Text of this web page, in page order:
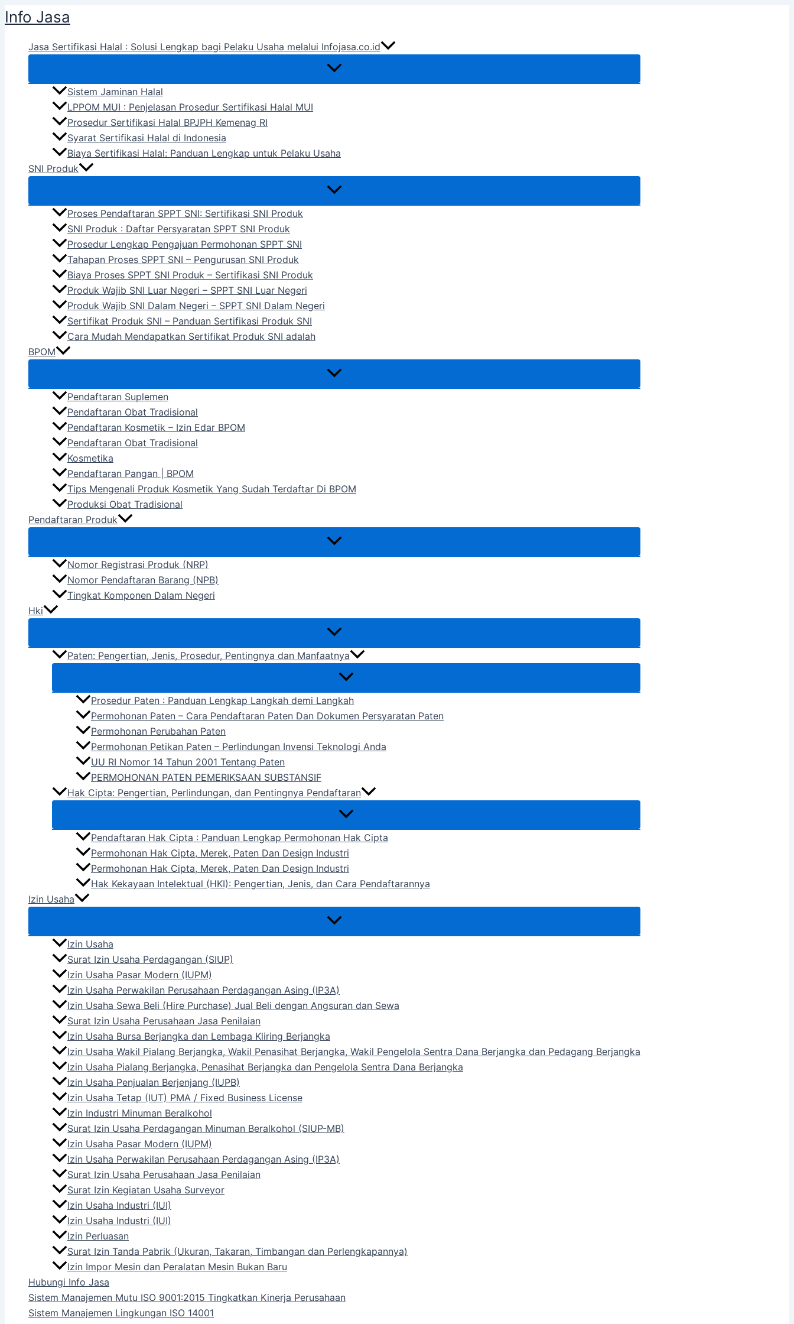
Skip
to
content
Info Jasa
Jasa Sertifikasi Halal : Solusi Lengkap bagi Pelaku Usaha melalui Infojasa.co.id
Sistem Jaminan Halal
LPPOM MUI : Penjelasan Prosedur Sertifikasi Halal MUI
Prosedur Sertifikasi Halal BPJPH Kemenag RI
Syarat Sertifikasi Halal di Indonesia
Biaya Sertifikasi Halal: Panduan Lengkap untuk Pelaku Usaha
SNI Produk
Proses Pendaftaran SPPT SNI: Sertifikasi SNI Produk
SNI Produk : Daftar Persyaratan SPPT SNI Produk
Prosedur Lengkap Pengajuan Permohonan SPPT SNI
Tahapan Proses SPPT SNI – Pengurusan SNI Produk
Biaya Proses SPPT SNI Produk – Sertifikasi SNI Produk
Produk Wajib SNI Luar Negeri – SPPT SNI Luar Negeri
Produk Wajib SNI Dalam Negeri – SPPT SNI Dalam Negeri
Sertifikat Produk SNI – Panduan Sertifikasi Produk SNI
Cara Mudah Mendapatkan Sertifikat Produk SNI adalah
BPOM
Pendaftaran Suplemen
Pendaftaran Obat Tradisional
Pendaftaran Kosmetik – Izin Edar BPOM
Pendaftaran Obat Tradisional
Kosmetika
Pendaftaran Pangan | BPOM
Tips Mengenali Produk Kosmetik Yang Sudah Terdaftar Di BPOM
Produksi Obat Tradisional
Pendaftaran Produk
Nomor Registrasi Produk (NRP)
Nomor Pendaftaran Barang (NPB)
Tingkat Komponen Dalam Negeri
Hki
Paten: Pengertian, Jenis, Prosedur, Pentingnya dan Manfaatnya
Prosedur Paten : Panduan Lengkap Langkah demi Langkah
Permohonan Paten – Cara Pendaftaran Paten Dan Dokumen Persyaratan Paten
Permohonan Perubahan Paten
Permohonan Petikan Paten – Perlindungan Invensi Teknologi Anda
UU RI Nomor 14 Tahun 2001 Tentang Paten
PERMOHONAN PATEN PEMERIKSAAN SUBSTANSIF
Hak Cipta: Pengertian, Perlindungan, dan Pentingnya Pendaftaran
Pendaftaran Hak Cipta : Panduan Lengkap Permohonan Hak Cipta
Permohonan Hak Cipta, Merek, Paten Dan Design Industri
Permohonan Hak Cipta, Merek, Paten Dan Design Industri
Hak Kekayaan Intelektual (HKI): Pengertian, Jenis, dan Cara Pendaftarannya
Izin Usaha
Izin Usaha
Surat Izin Usaha Perdagangan (SIUP)
Izin Usaha Pasar Modern (IUPM)
Izin Usaha Perwakilan Perusahaan Perdagangan Asing (IP3A)
Izin Usaha Sewa Beli (Hire Purchase) Jual Beli dengan Angsuran dan Sewa
Surat Izin Usaha Perusahaan Jasa Penilaian
Izin Usaha Bursa Berjangka dan Lembaga Kliring Berjangka
Izin Usaha Wakil Pialang Berjangka, Wakil Penasihat Berjangka, Wakil Pengelola Sentra Dana Berjangka dan Pedagang Berjangka
Izin Usaha Pialang Berjangka, Penasihat Berjangka dan Pengelola Sentra Dana Berjangka
Izin Usaha Penjualan Berjenjang (IUPB)
Izin Usaha Tetap (IUT) PMA / Fixed Business License
Izin Industri Minuman Beralkohol
Surat Izin Usaha Perdagangan Minuman Beralkohol (SIUP-MB)
Izin Usaha Pasar Modern (IUPM)
Izin Usaha Perwakilan Perusahaan Perdagangan Asing (IP3A)
Surat Izin Usaha Perusahaan Jasa Penilaian
Surat Izin Kegiatan Usaha Surveyor
Izin Usaha Industri (IUI)
Izin Usaha Industri (IUI)
Izin Perluasan
Surat Izin Tanda Pabrik (Ukuran, Takaran, Timbangan dan Perlengkapannya)
Izin Impor Mesin dan Peralatan Mesin Bukan Baru
Hubungi Info Jasa
Sistem Manajemen Mutu ISO 9001:2015 Tingkatkan Kinerja Perusahaan
Sistem Manajemen Lingkungan ISO 14001